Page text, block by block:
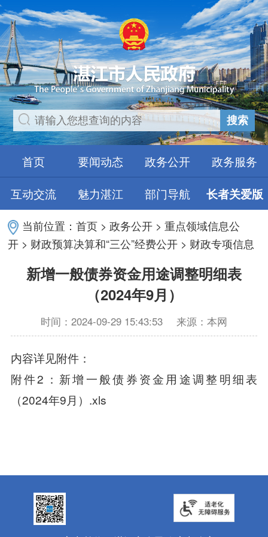
搜索
首页 要闻动态 政务公开
政务服务
互动交流
魅力湛江 部门导航 长者关爱版
当前位置：首页 >政务公开 >重点领域信息公
开 > 财政预算决算和“三公”经费公开 > 财政专项信息
新增一般债券资金用途调整明细表
（2024年9月）
时间：2024-09-29 15:43:53 来源：本网
内容详见附件：
附件2：新增一般债券资金用途调整明细表
（2024年9月）.xls